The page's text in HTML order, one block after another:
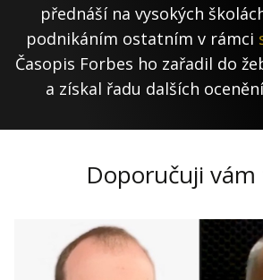
přednáší na vysokých
podnikáním ostatním v rámci
Časopis Forbes ho zařadil do
a získal řadu dalších
Doporučuji vám